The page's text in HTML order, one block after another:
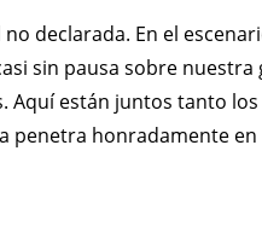
declarada. En el
sin pausa sobre
Aquí están juntos tanto
honradamente